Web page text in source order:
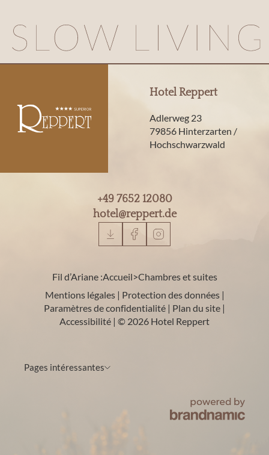
Hotel Reppert
Adlerweg 23
79856 Hinterzarten /
Hochschwarzwald
+49 7652 12080
hotel@reppert.de
Fil d’Ariane :Accueil>Chambres et suites
Mentions légales | Protection des données |
Paramètres de confidentialité | Plan du site |
Accessibilité | © 2026 Hotel Reppert
Pages intéressantes